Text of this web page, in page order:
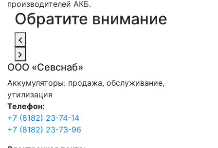
производителей АКБ.
Обратите внимание
ООО «Севснаб»
Аккумуляторы: продажа, обслуживание,
утилизация
Телефон:
+7 (8182) 23-74-14
+7 (8182) 23-73-96